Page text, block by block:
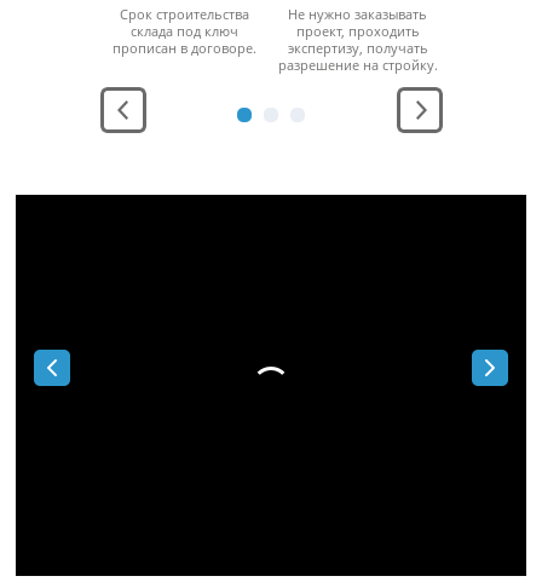
Срок строительства
склада под ключ
прописан в договоре.
Не нужно заказывать
проект, проходить
экспертизу, получать
разрешение на стройку.